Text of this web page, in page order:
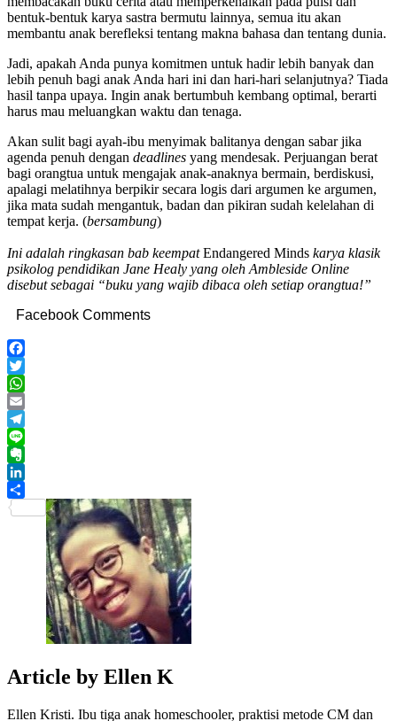
bentuk-bentuk karya sastra bermutu lainnya, semua itu akan
membantu anak berefleksi tentang makna bahasa dan tentang dunia.
Jadi, apakah Anda punya komitmen untuk hadir lebih banyak dan
lebih penuh bagi anak Anda hari ini dan hari-hari selanjutnya? Tiada
hasil tanpa upaya. Ingin anak bertumbuh kembang optimal, berarti
harus mau meluangkan waktu dan tenaga.
Akan sulit bagi ayah-ibu menyimak balitanya dengan sabar jika
agenda penuh dengan deadlines yang mendesak. Perjuangan berat
bagi orangtua untuk mengajak anak-anaknya bermain, berdiskusi,
apalagi melatihnya berpikir secara logis dari argumen ke argumen,
jika mata sudah mengantuk, badan dan pikiran sudah kelelahan di
tempat kerja. (bersambung)
Ini adalah ringkasan bab keempatEndangered Minds karya klasik
psikolog pendidikan Jane Healy yang oleh Ambleside Online
disebut sebagai “buku yang wajib dibaca oleh setiap orangtua!”
Facebook Comments
Facebook
Twitter
WhatsApp
Email
Telegram
Line
Evernote
LinkedIn
Share
Article by Ellen K
Ellen Kristi. Ibu tiga anak homeschooler, praktisi metode CM dan